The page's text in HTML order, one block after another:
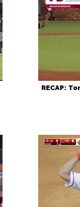
RECAP: